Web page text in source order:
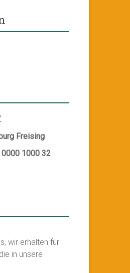
Freising
0000 1000 32
wir erhalten für
in unsere